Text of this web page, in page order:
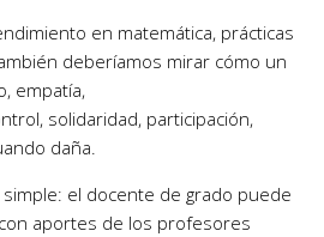
en matemática, prácticas
deberíamos mirar cómo un
empatía,
solidaridad, participación,
daña.
el docente de grado puede
aportes de los profesores